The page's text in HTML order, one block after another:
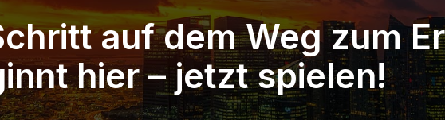
auf dem Weg zum
hier – jetzt spielen!